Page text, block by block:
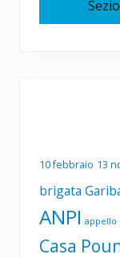
10 febbraio 13
brigata
ANPI appello
Casa